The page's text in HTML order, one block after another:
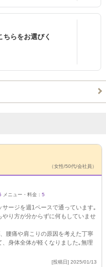
ちらをお選びく
（女性/50代/会社員）
メニュー・料金： 5
ージを週1ペースで通っています｡
り方が分からずに何もしていませ
腰痛や肩こりの原因を考えた丁寧
身体全体が軽くなりました｡無理
[投稿日] 2025/01/13